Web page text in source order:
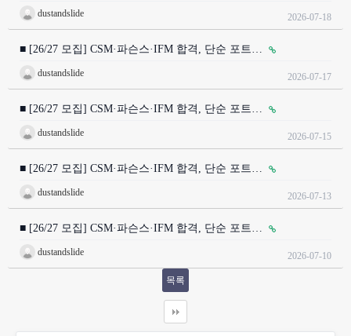
dustandslide 2026-07-18
■ [26/27 모집] CSM·파슨스·IFM 합격, 단순 포트…
dustandslide 2026-07-17
■ [26/27 모집] CSM·파슨스·IFM 합격, 단순 포트…
dustandslide 2026-07-15
■ [26/27 모집] CSM·파슨스·IFM 합격, 단순 포트…
dustandslide 2026-07-13
■ [26/27 모집] CSM·파슨스·IFM 합격, 단순 포트…
dustandslide 2026-07-10
목록